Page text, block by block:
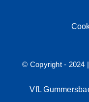
© Copyright - 2024 |
VfL